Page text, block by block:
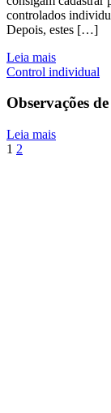
controlados
Depois, estes […]
Leia mais
Control individual
Observações
Leia mais
1 2